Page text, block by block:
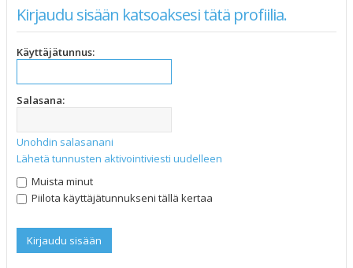
Kirjaudu sisään katsoaksesi tätä profiilia.
Käyttäjätunnus:
Salasana:
Unohdin salasanani
Lähetä tunnusten aktivointiviesti uudelleen
Muista minut
Piilota käyttäjätunnukseni tällä kertaa